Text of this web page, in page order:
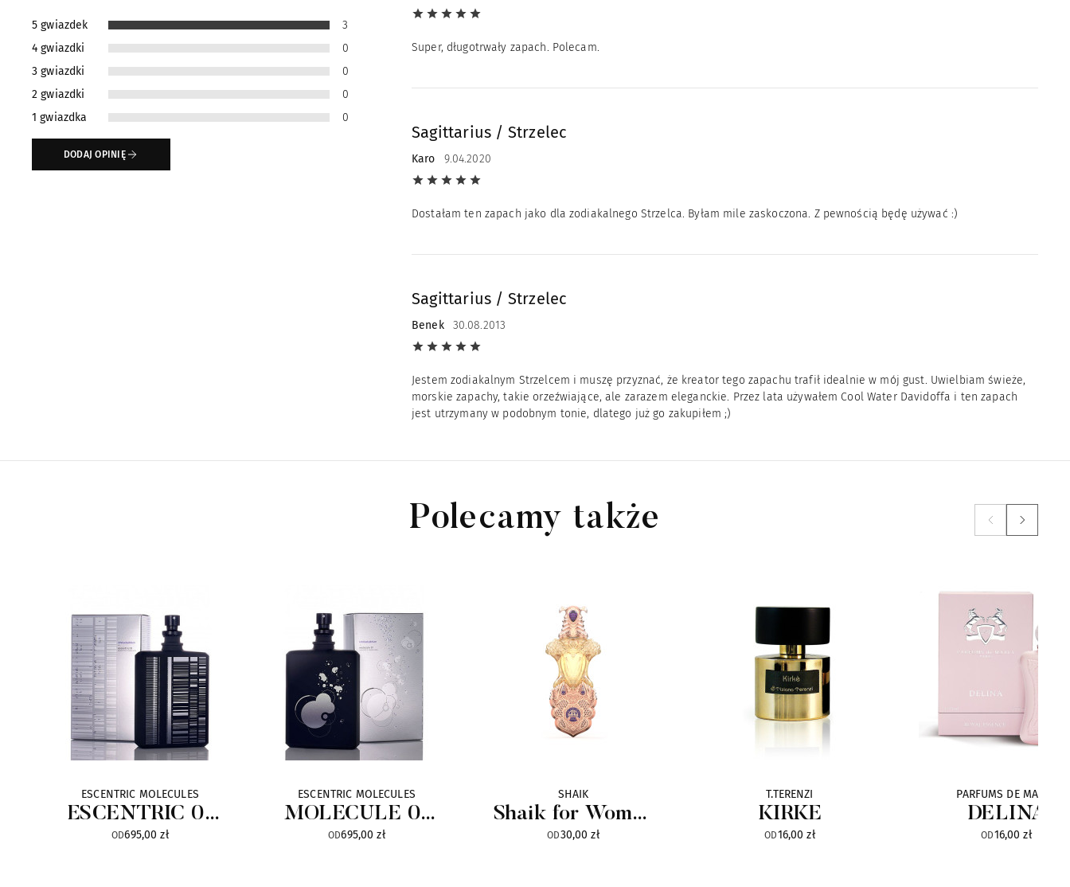
5 gwiazdek
3
4 gwiazdki
0
3 gwiazdki
0
2 gwiazdki
0
1 gwiazdka
0
DODAJ OPINIĘ
Super, długotrwały zapach. Polecam.
Sagittarius / Strzelec
Karo 9.04.2020
Dostałam ten zapach jako dla zodiakalnego Strzelca. Byłam mile zaskoczona. Z pewnością będę używać :)
Sagittarius / Strzelec
Benek 30.08.2013
Jestem zodiakalnym Strzelcem i muszę przyznać, że kreator tego zapachu trafił idealnie w mój gust. Uwielbiam świeże,
morskie zapachy, takie orzeźwiające, ale zarazem eleganckie. Przez lata używałem Cool Water Davidoffa i ten zapach
jest utrzymany w podobnym tonie, dlatego już go zakupiłem ;)
Polecamy także
ESCENTRIC MOLECULES
ESCENTRIC 01
Limited Edition
OD695,00 zł
ESCENTRIC MOLECULES
MOLECULE 01
Limited Edition
OD695,00 zł
SHAIK
Shaik for Women
Gold Edition
OD30,00 zł
T.TERENZI
KIRKE
OD16,00 zł
PARFUMS DE MARLY
DELINA
OD16,00 zł